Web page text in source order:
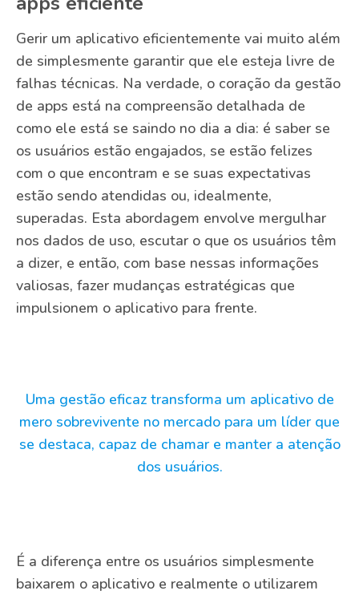
Gerir um aplicativo eficientemente vai muito além
de simplesmente garantir que ele esteja livre de
falhas técnicas. Na verdade, o coração da gestão
de apps está na compreensão detalhada de
como ele está se saindo no dia a dia: é saber se
os usuários estão engajados, se estão felizes
com o que encontram e se suas expectativas
estão sendo atendidas ou, idealmente,
superadas. Esta abordagem envolve mergulhar
nos dados de uso, escutar o que os usuários têm
a dizer, e então, com base nessas informações
valiosas, fazer mudanças estratégicas que
impulsionem o aplicativo para frente.
Uma gestão eficaz transforma um aplicativo de
mero sobrevivente no mercado para um líder que
se destaca, capaz de chamar e manter a atenção
dos usuários.
É a diferença entre os usuários simplesmente
baixarem o aplicativo e realmente o utilizarem